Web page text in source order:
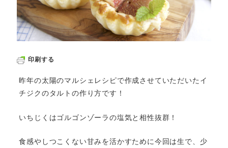
印刷する
昨年の太陽のマルシェレシピで作成させていただいたイ
チジクのタルトの作り方です！
いちじくはゴルゴンゾーラの塩気と相性抜群！
食感やしつこくない甘みを活かすために今回は生で、少